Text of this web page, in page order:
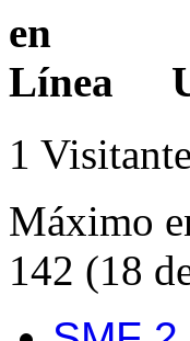
1
Máximo
142 (18